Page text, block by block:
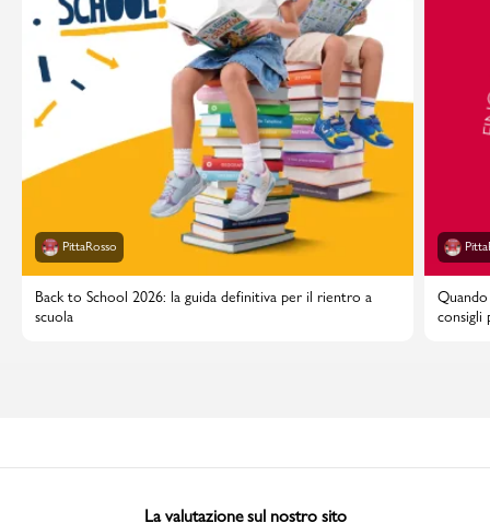
PittaRosso
Back to School 2026: la guida definitiva per il rientro a
scuola
consigli
La valutazione sul nostro sito